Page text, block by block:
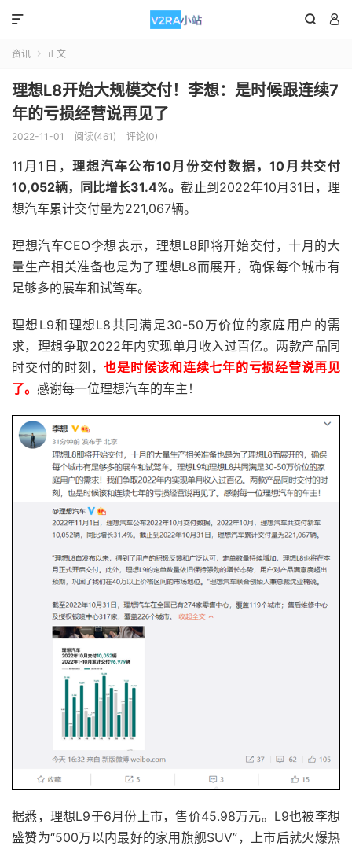
 

资讯  正文
理想L8开始大规模交付！李想：是时候跟连续7
年的亏损经营说再见了
2022-11-01 阅读(461) 评论(0)
11月1日，理想汽车公布10月份交付数据，10月共交付
10,052辆，同比增长31.4%。截止到2022年10月31日，理
想汽车累计交付量为221,067辆。
理想汽车CEO李想表示，理想L8即将开始交付，十月的大
量生产相关准备也是为了理想L8而展开，确保每个城市有
足够多的展车和试驾车。
理想L9和理想L8共同满足30-50万价位的家庭用户的需
求，理想争取2022年内实现单月收入过百亿。两款产品同
时交付的时刻，也是时候该和连续七年的亏损经营说再见
了。 感谢每一位理想汽车的车主！
据悉，理想L9于6月份上市，售价45.98万元。L9也被李想
盛赞为“500万以内最好的家用旗舰SUV”，上市后就火爆热